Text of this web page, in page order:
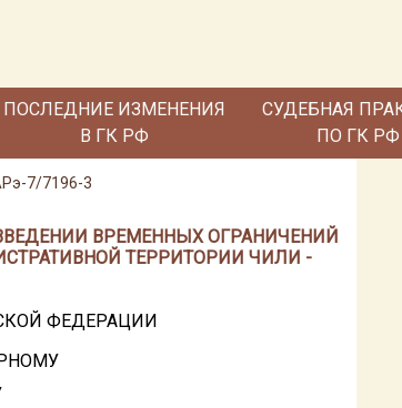
ПОСЛЕДНИЕ ИЗМЕНЕНИЯ
В ГК РФ
СУДЕБНАЯ
ПО ГК РФ
7/7196-3
ВРЕМЕННЫХ ОГРАНИЧЕНИЙ
ТЕРРИТОРИИ ЧИЛИ -
ФЕДЕРАЦИИ